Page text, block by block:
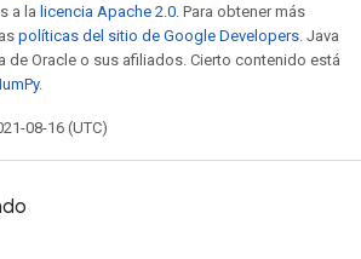
a la licencia Apache 2.0. Para obtener más
políticas del sitio de Google Developers. Java
de Oracle o sus afiliados. Cierto contenido está
.
08-16 (UTC)